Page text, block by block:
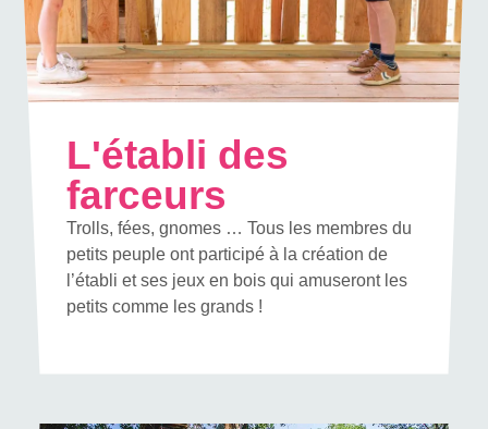
L'établi des
farceurs
Trolls, fées, gnomes … Tous les membres du
petits peuple ont participé à la création de
l’établi et ses jeux en bois qui amuseront les
petits comme les grands !